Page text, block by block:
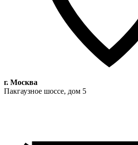
г. Москва
Пакгаузное шоссе, дом 5